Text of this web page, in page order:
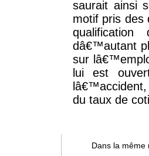
saurait ainsi
motif pris des
dâ€™autant
sur
lui est
du taux de
Dans la même